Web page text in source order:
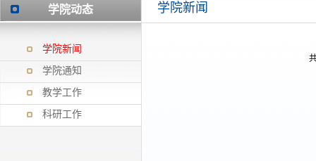
学院动态
学院新闻
学院通知
教学工作
科研工作
学院新闻